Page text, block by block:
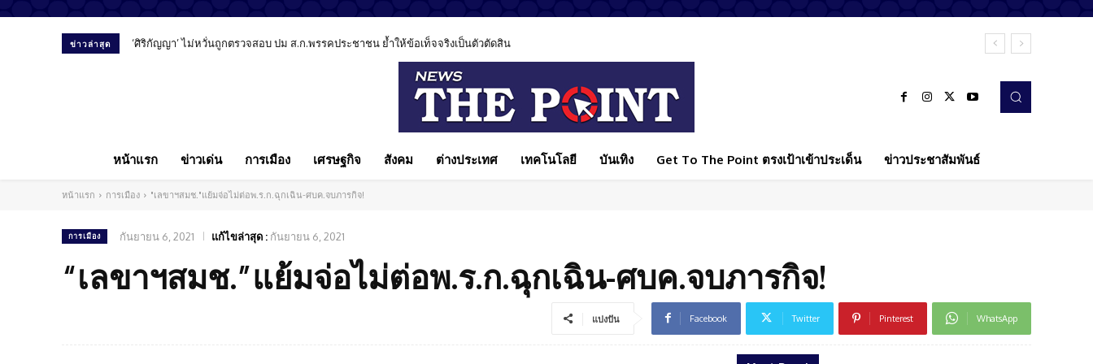
ข่าวล่าสุด ‘ศิริกัญญา’ ไม่หวั่นถูกตรวจสอบ ปม ส.ก.พรรคประชาชน ย้ำให้ข้อเท็จจริงเป็นตัวตัดสิน
สัมภาษณ์พิเศษ “หมอลูกตาล” เปิดมุมมองทันตแพทย์ยุค AI ชี้เทคโนโลยีช่วยรักษาได้ แต่ไม่มีวันแทนหมอได้ทั้งหมด
หน้าแรก ข่าวเด่น การเมือง เศรษฐกิจ สังคม ต่างประเทศ เทคโนโลยี บันเทิง Get To The Point ตรงเป้าเข้าประเด็น ข่าวประชาสัมพันธ์
หน้าแรก การเมือง "เลขาฯสมช."แย้มจ่อไม่ต่อพ.ร.ก.ฉุกเฉิน-ศบค.จบภารกิจ!
การเมือง กันยายน 6, 2021 แก้ไขล่าสุด : กันยายน 6, 2021
“เลขาฯสมช.”แย้มจ่อไม่ต่อพ.ร.ก.ฉุกเฉิน-ศบค.จบภารกิจ!
แบ่งปัน Facebook Twitter Pinterest WhatsApp